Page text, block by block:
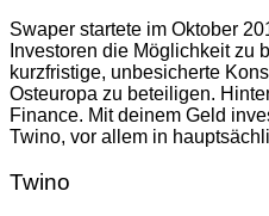
Swaper startete im Oktober
Investoren die Möglichkeit zu
kurzfristige, unbesicherte
Osteuropa zu beteiligen.
Finance. Mit deinem Geld
Twino, vor allem in
Twino